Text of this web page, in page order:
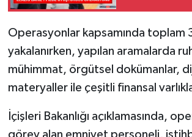
Operasyonlar kapsamında toplam
yakalanırken, yapılan aramalarda
mühimmat, örgütsel dokümanlar,
materyaller ile çeşitli finansal
İçişleri Bakanlığı açıklamasında,